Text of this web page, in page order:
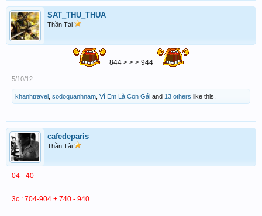
SAT_THU_THUA
Thần Tài
844 > > > 944
5/10/12
khanhtravel sodoquanhnam Vì Em Là Con Gái and 13 others like this.
cafedeparis
Thần Tài
04 - 40
3c : 704-904 + 740 - 940